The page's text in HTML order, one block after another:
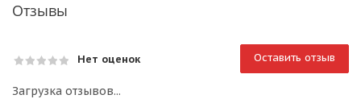
Отзывы
Нет оценок Оставить отзыв
Загрузка отзывов...